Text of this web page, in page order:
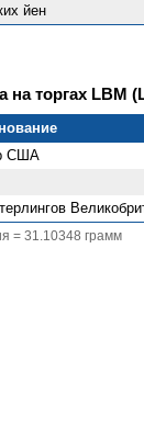
йен
на торгах LBM
США
= 31.10348 грамм